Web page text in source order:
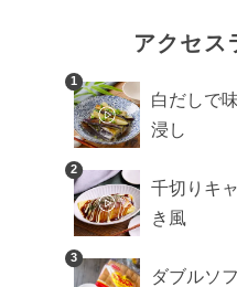
アクセス
1
白だしで
浸し
2
千切りキ
き風
3
ダブルソ